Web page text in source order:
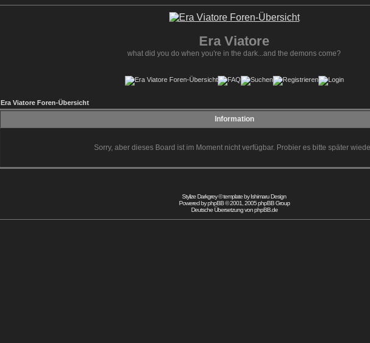
Era Viatore
what did you do when you're in the dark...and the demons come?
Era Viatore Foren-Übersicht
Information
Sorry, aber dieses Board ist im Moment nicht verfügbar. Probier es bitte später
Stylize Darkgrey © template byIshimaru Design
Powered byphpBB© 2001, 2005 phpBB Group
Deutsche Übersetzung vonphpBB.de